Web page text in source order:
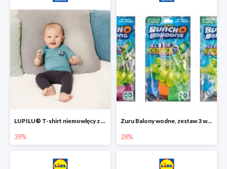
LUPILU® T-shirt niemowlęcy z biobawełny -39%
39%
Zuru Balony wodne, zestaw 3 wiązek -28%
28%